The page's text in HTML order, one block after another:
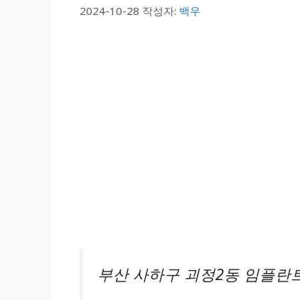
2024-10-28 작성자: 백우
부산 사하구 괴정2동 임플란